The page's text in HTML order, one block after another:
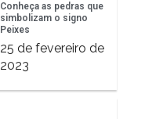
Conheça as pedras que
simbolizam o signo
Peixes
25 de fevereiro de
2023